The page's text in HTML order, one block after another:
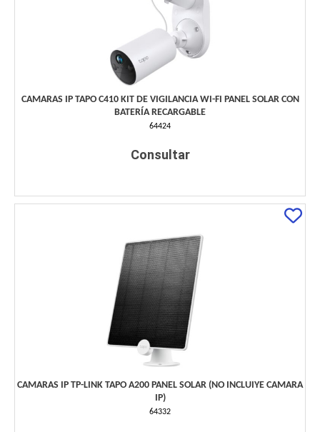
CAMARAS IP TAPO C410 KIT DE VIGILANCIA WI-FI PANEL SOLAR CON
BATERÍA RECARGABLE
64424
Consultar
CAMARAS IP TP-LINK TAPO A200 PANEL SOLAR (NO INCLUIYE CAMARA
IP)
64332